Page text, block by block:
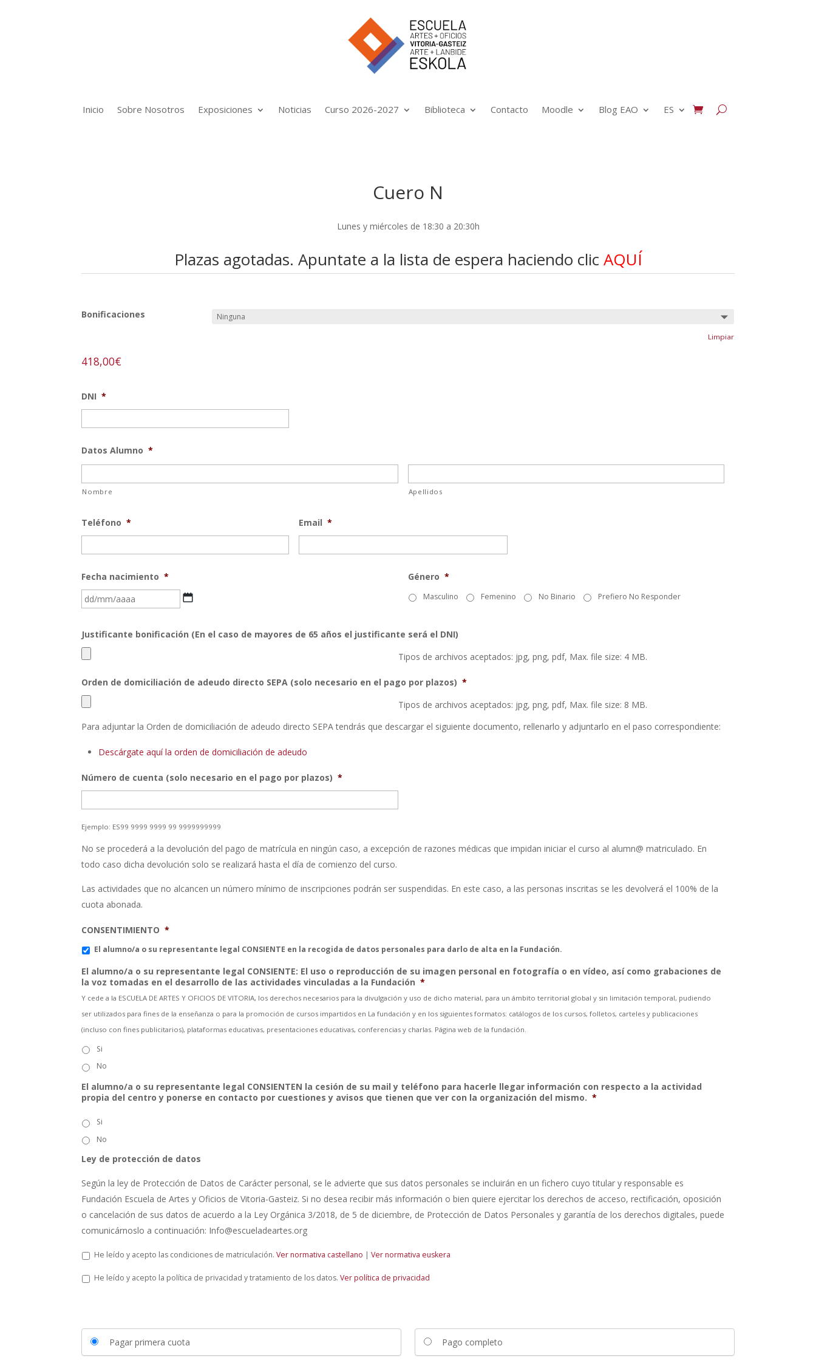
Inicio Sobre Nosotros Exposiciones Noticias Curso 2026-2027 Biblioteca Contacto Moodle Blog EAO ES
Cuero N
Lunes y miércoles de 18:30 a 20:30h
Plazas agotadas. Apuntate a la lista de espera haciendo clic AQUÍ
Bonificaciones
Limpiar
418,00€
DNI *
Datos Alumno *
Nombre Apellidos
Teléfono * Email *
Fecha nacimiento *
DD
Género *
Masculino Femenino No Binario Prefiero No Responder
Justificante bonificación (En el caso de mayores de 65 años el justificante será el DNI)
Tipos de archivos aceptados: jpg, png, pdf, Max. file size: 4 MB.
Orden de domiciliación de adeudo directo SEPA (solo necesario en el pago por plazos) *
Tipos de archivos aceptados: jpg, png, pdf, Max. file size: 8 MB.
Para adjuntar la Orden de domiciliación de adeudo directo SEPA tendrás que descargar el siguiente documento, rellenarlo y adjuntarlo en el paso correspondiente:
Descárgate aquí la orden de domiciliación de adeudo
Número de cuenta (solo necesario en el pago por plazos) *
Ejemplo: ES99 9999 9999 99 9999999999
No se procederá a la devolución del pago de matrícula en ningún caso, a excepción de razones médicas que impidan iniciar el curso al alumn@ matriculado. En
todo caso dicha devolución solo se realizará hasta el día de comienzo del curso.
Las actividades que no alcancen un número mínimo de inscripciones podrán ser suspendidas. En este caso, a las personas inscritas se les devolverá el 100% de la
cuota abonada.
CONSENTIMIENTO *
El alumno/a o su representante legal CONSIENTE en la recogida de datos personales para darlo de alta en la Fundación.
El alumno/a o su representante legal CONSIENTE: El uso o reproducción de su imagen personal en fotografía o en vídeo, así como grabaciones de
la voz tomadas en el desarrollo de las actividades vinculadas a la Fundación *
Y cede a la ESCUELA DE ARTES Y OFICIOS DE VITORIA, los derechos necesarios para la divulgación y uso de dicho material, para un ámbito territorial global y sin limitación temporal, pudiendo
ser utilizados para fines de la enseñanza o para la promoción de cursos impartidos en La fundación y en los siguientes formatos: catálogos de los cursos, folletos, carteles y publicaciones
(incluso con fines publicitarios), plataformas educativas, presentaciones educativas, conferencias y charlas. Página web de la fundación.
Si
No
El alumno/a o su representante legal CONSIENTEN la cesión de su mail y teléfono para hacerle llegar información con respecto a la actividad
propia del centro y ponerse en contacto por cuestiones y avisos que tienen que ver con la organización del mismo. *
Si
No
Ley de protección de datos
Según la ley de Protección de Datos de Carácter personal, se le advierte que sus datos personales se incluirán en un fichero cuyo titular y responsable es
Fundación Escuela de Artes y Oficios de Vitoria-Gasteiz. Si no desea recibir más información o bien quiere ejercitar los derechos de acceso, rectificación, oposición
o cancelación de sus datos de acuerdo a la Ley Orgánica 3/2018, de 5 de diciembre, de Protección de Datos Personales y garantía de los derechos digitales, puede
comunicárnoslo a continuación: Info@escueladeartes.org
L
y
d
o
e
He leído y acepto las condiciones de matriculación.Ver normativa castellano |Ver normativa euskera
P
i
a
He leído y acepto la política de privacidad y tratamiento de los datos.Ver política de privacidad
Pagar primera cuota Pago completo